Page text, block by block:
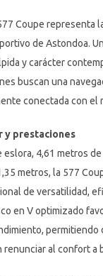
Coupe representa
de Astondoa.
y carácter
buscan una
conectada con el
y prestaciones
4,61 metros de
metros, la 577
de versatilidad,
en V optimizado
permitiendo
renunciar al confort a